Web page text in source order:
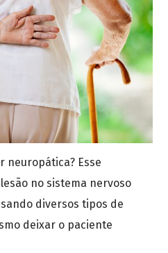
neuropática? Esse
no sistema nervoso
diversos tipos de
deixar o paciente